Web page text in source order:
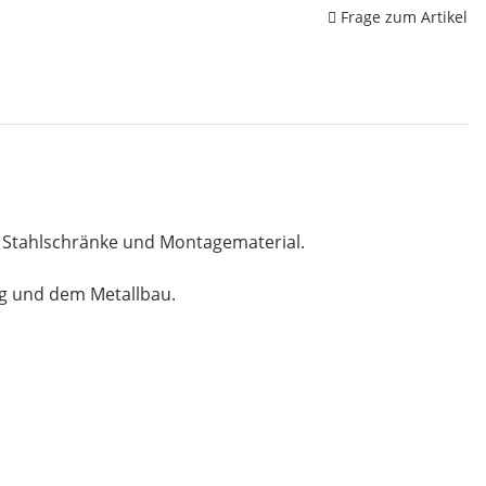
Frage zum Artikel
und Montagematerial.
und dem Metallbau.